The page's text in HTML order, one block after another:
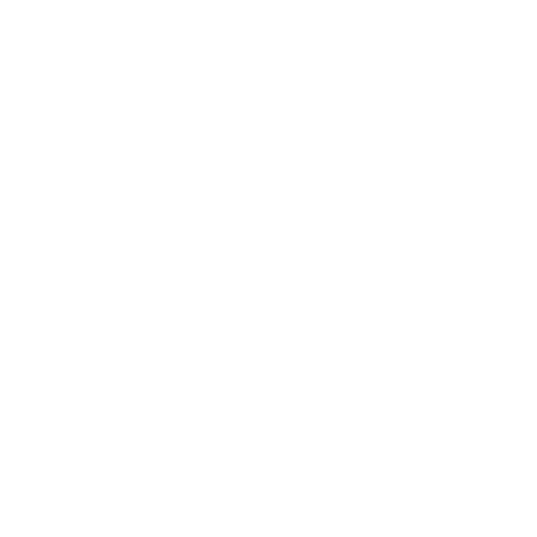
bulun.